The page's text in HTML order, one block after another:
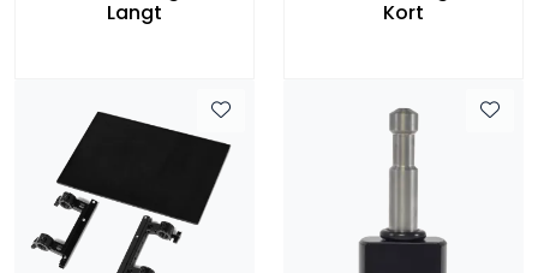
Langt
Kort